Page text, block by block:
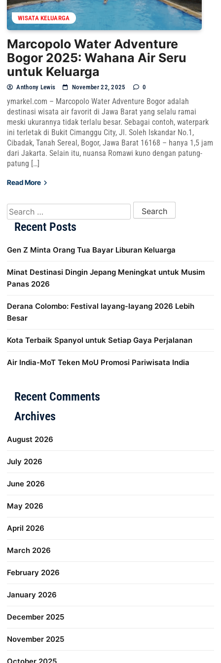
WISATA KELUARGA
Marcopolo Water Adventure
Bogor 2025: Wahana Air Seru
untuk Keluarga
Anthony Lewis November 22, 2025 0
ymarkel.com – Marcopolo Water Adventure Bogor adalah
destinasi wisata air favorit di Jawa Barat yang selalu ramai
meski ukurannya tidak terlalu besar. Sebagai contoh, waterpark
ini terletak di Bukit Cimanggu City, Jl. Soleh Iskandar No.1,
Cibadak, Tanah Sereal, Bogor, Jawa Barat 16168 – hanya 1,5 jam
dari Jakarta. Selain itu, nuansa Romawi kuno dengan patung-
patung […]
Read More
Search for:
Recent Posts
Gen Z Minta Orang Tua Bayar Liburan Keluarga
Minat Destinasi Dingin Jepang Meningkat untuk Musim
Panas 2026
Derana Colombo: Festival layang-layang 2026 Lebih
Besar
Kota Terbaik Spanyol untuk Setiap Gaya Perjalanan
Air India-MoT Teken MoU Promosi Pariwisata India
Recent Comments
Archives
August 2026
July 2026
June 2026
May 2026
April 2026
March 2026
February 2026
January 2026
December 2025
November 2025